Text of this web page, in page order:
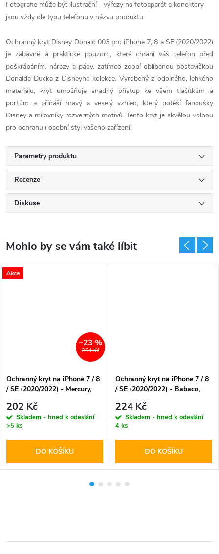
Fotografie může být ilustrační - výřezy na fotoaparát a konektory
jsou vždy dle typu telefonu v názvu produktu.
Ochranný kryt Disney Donald 003 pro iPhone 7, 8 a SE (2020/2022)
je zábavné a praktické pouzdro, které chrání váš telefon před
poškrábáním, nárazy a pády, zatímco zdobí oblíbenou postavičkou
Donalda Ducka z Disneyho kolekce. Vyrobený z odolného, lehkého
materiálu, kryt umožňuje snadný přístup ke všem tlačítkům a
portům a přináší hravý a veselý vzhled, který potěší fanoušky
Disney a milovníky rozverných motivů. Tento kryt je skvělou volbou
pro ochranu i osobní styl vašeho zařízení.
Parametry produktu
Recenze
Diskuse
Akce
264 Kč
–23 %
Ochranný kryt na iPhone 7 / 8
/ SE (2020/2022) - Mercury,
202 Kč
Skladem - hned k odeslání
>5 ks
DO KOŠÍKU
Ochranný kryt na iPhone 7 / 8
/ SE (2020/2022) - Babaco,
224 Kč
Skladem - hned k odeslání
4 ks
DO KOŠÍKU